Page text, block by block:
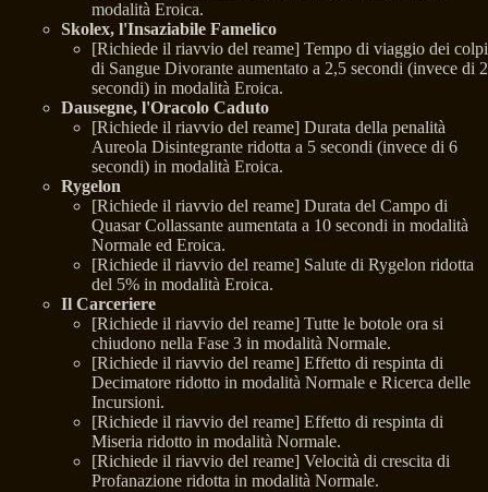
modalità Eroica.
Skolex, l'Insaziabile Famelico
[Richiede il riavvio del reame] Tempo di viaggio dei colpi
di Sangue Divorante aumentato a 2,5 secondi (invece di 2
secondi) in modalità Eroica.
Dausegne, l'Oracolo Caduto
[Richiede il riavvio del reame] Durata della penalità
Aureola Disintegrante ridotta a 5 secondi (invece di 6
secondi) in modalità Eroica.
Rygelon
[Richiede il riavvio del reame] Durata del Campo di
Quasar Collassante aumentata a 10 secondi in modalità
Normale ed Eroica.
[Richiede il riavvio del reame] Salute di Rygelon ridotta
del 5% in modalità Eroica.
Il Carceriere
[Richiede il riavvio del reame] Tutte le botole ora si
chiudono nella Fase 3 in modalità Normale.
[Richiede il riavvio del reame] Effetto di respinta di
Decimatore ridotto in modalità Normale e Ricerca delle
Incursioni.
[Richiede il riavvio del reame] Effetto di respinta di
Miseria ridotto in modalità Normale.
[Richiede il riavvio del reame] Velocità di crescita di
Profanazione ridotta in modalità Normale.